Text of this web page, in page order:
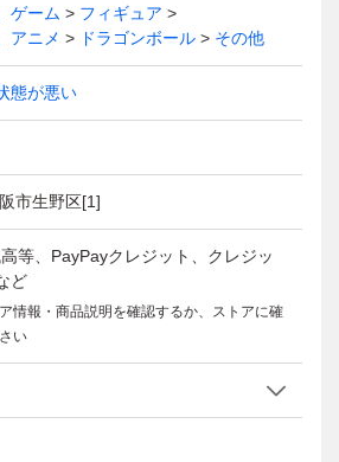
ゲーム
フィギュア
アニメ
ドラゴンボール その他
態が悪い
市生野区[1]
等、PayPayクレジット、クレジッ
ど
情報・商品説明を確認するか、ストアに確
い